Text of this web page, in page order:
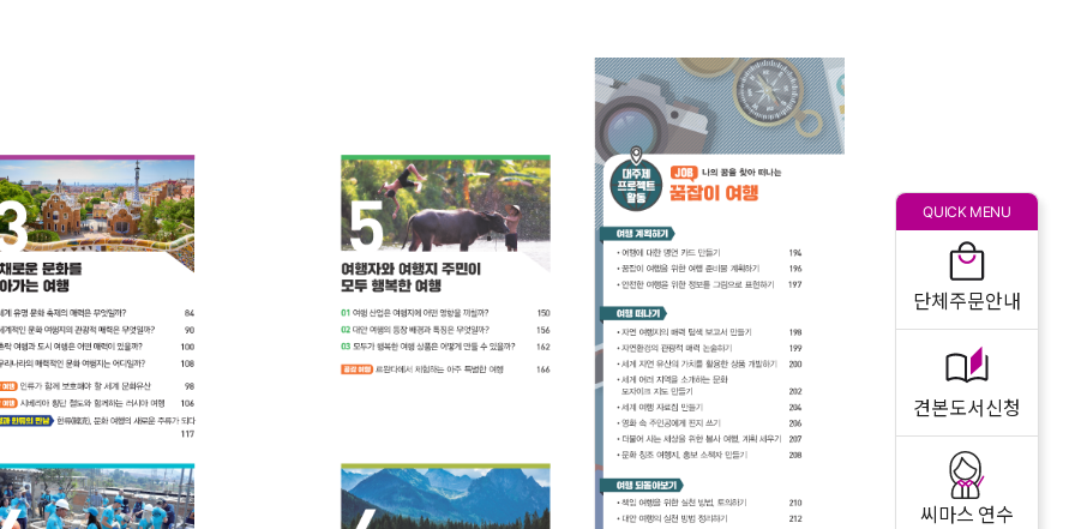
QUICK MENU
단체주문안내
견본도서신청
씨마스 연수